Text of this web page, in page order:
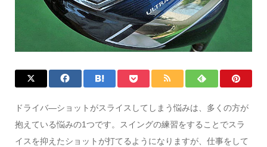
ドライバ―ショットがスライスしてしまう悩みは、多くの方が
抱えている悩みの1つです。スイングの練習をすることでスラ
イスを抑えたショットが打てるようになりますが、仕事をして